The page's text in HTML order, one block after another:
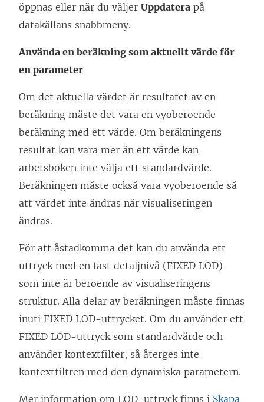
öppnas eller när du väljer Uppdatera på
datakällans snabbmeny.
Använda en beräkning som aktuellt värde för
en parameter
Om det aktuella värdet är resultatet av en
beräkning måste det vara en vyoberoende
beräkning med ett värde. Om beräkningens
resultat kan vara mer än ett värde kan
arbetsboken inte välja ett standardvärde.
Beräkningen måste också vara vyoberoende så
att värdet inte ändras när visualiseringen
ändras.
För att åstadkomma det kan du använda ett
uttryck med en fast detaljnivå (FIXED LOD)
som inte är beroende av visualiseringens
struktur. Alla delar av beräkningen måste finnas
inuti FIXED LOD-uttrycket. Om du använder ett
FIXED LOD-uttryck som standardvärde och
använder kontextfilter, så återges inte
kontextfiltren med den dynamiska parametern.
Mer information om LOD-uttryck finns i Skapa